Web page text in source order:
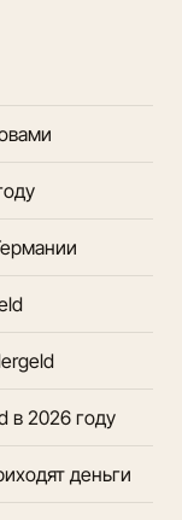
в 2026 году
деньги